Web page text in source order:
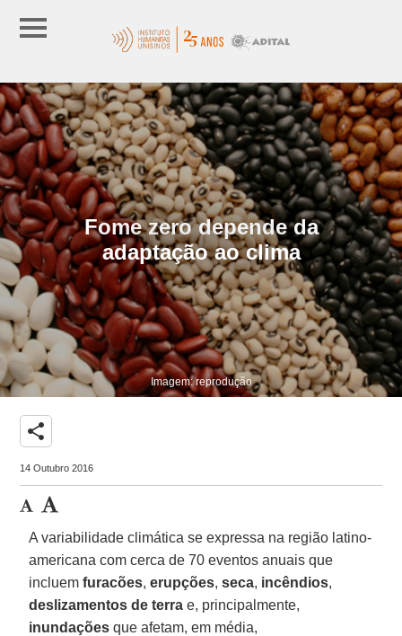
Fome zero depende da
adaptação ao clima
Imagem: reprodução
share
14 Outubro 2016
A variabilidade climática se expressa na região latino-
americana com cerca de 70 eventos anuais que
incluemfuracões,erupções,seca, incêndios,
deslizamentos de terra e, principalmente,
inundações que afetam, em média,